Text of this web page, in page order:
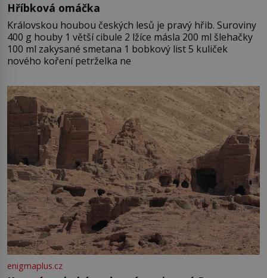
Hříbková omáčka
Královskou houbou českých lesů je pravý hřib. Suroviny
400 g houby 1 větší cibule 2 lžíce másla 200 ml šlehačky
100 ml zakysané smetana 1 bobkový list 5 kuliček
nového koření petrželka ne
enigmaplus.cz